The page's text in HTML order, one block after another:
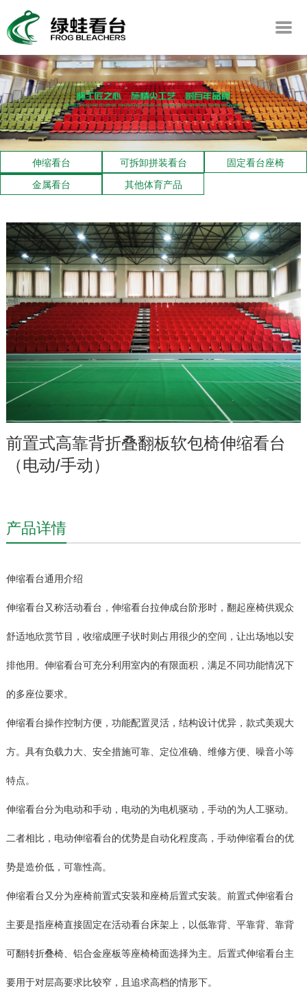
伸缩看台 可拆卸拼装看台
固定看台座椅
金属看台
其他体育产品
前置式高靠背折叠翻板软包椅伸缩看台
（电动/手动）
产品详情
伸缩看台通用介绍
伸缩看台又称活动看台，伸缩看台拉伸成台阶形时，翻起座椅供观众
舒适地欣赏节目，收缩成匣子状时则占用很少的空间，让出场地以安
排他用。伸缩看台可充分利用室内的有限面积，满足不同功能情况下
的多座位要求。
伸缩看台操作控制方便，功能配置灵活，结构设计优异，款式美观大
方。具有负载力大、安全措施可靠、定位准确、维修方便、噪音小等
特点。
伸缩看台分为电动和手动，电动的为电机驱动，手动的为人工驱动。
二者相比，电动伸缩看台的优势是自动化程度高，手动伸缩看台的优
势是造价低，可靠性高。
伸缩看台又分为座椅前置式安装和座椅后置式安装。前置式伸缩看台
主要是指座椅直接固定在活动看台床架上，以低靠背、平靠背、靠背
可翻转折叠椅、铝合金座板等座椅椅面选择为主。后置式伸缩看台主
要用于对层高要求比较窄，且追求高档的情形下。